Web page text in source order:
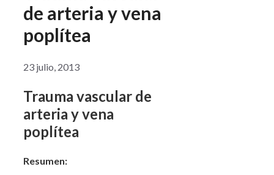
de arteria y vena
poplítea
23 julio, 2013
Trauma vascular de
arteria y vena
poplítea
Resumen: